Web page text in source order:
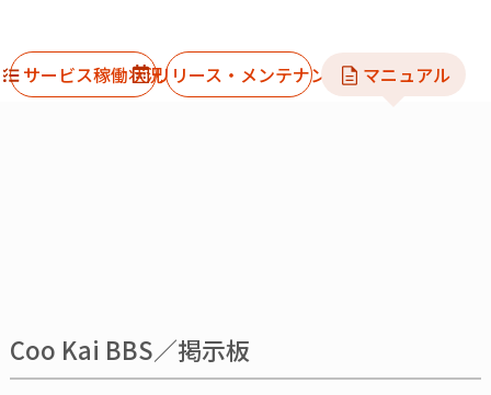
サービス稼働状況リリース・メンテナンス マニュアル
Coo Kai BBS／掲示板